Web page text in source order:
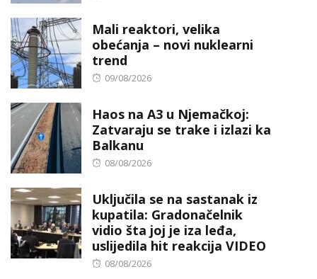
Mali reaktori, velika
obećanja – novi nuklearni
trend
Posted
09/08/2026
Haos na A3 u Njemačkoj:
Zatvaraju se trake i izlazi ka
Balkanu
Posted
08/08/2026
Uključila se na sastanak iz
kupatila: Gradonačelnik
vidio šta joj je iza leđa,
uslijedila hit reakcija VIDEO
Posted
08/08/2026